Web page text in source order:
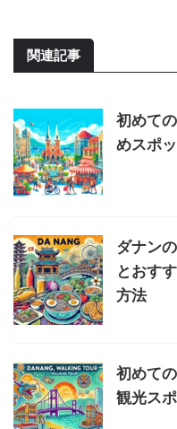
関連記事
初めて
めスポ
ダナン
とおす
方法
初めて
観光ス